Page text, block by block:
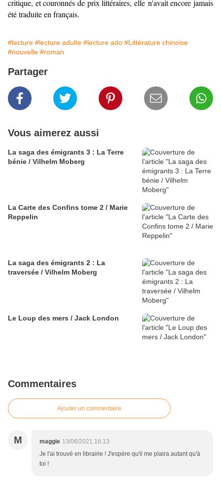
critique, et couronnés de prix littéraires, elle n'avait encore jamais
été traduite en français.
#lecture #lecture adulte #lecture ado #Littérature chinoise
#nouvelle #roman
Partager
Vous aimerez aussi
La saga des émigrants 3 : La Terre
bénie / Vilhelm Moberg
La Carte des Confins tome 2 / Marie
Reppelin
La saga des émigrants 2 : La
traversée / Vilhelm Moberg
Le Loup des mers / Jack London
Commentaires
Ajouter un commentaire
M maggie 13/06/2021 16:13
Je l'ai trouvé en librairie ! J'espère qu'il me plaira autant qu'à
toi !